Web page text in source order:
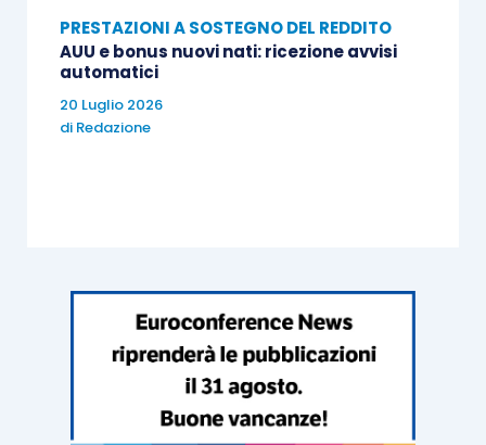
PRESTAZIONI A SOSTEGNO DEL REDDITO
AUU e bonus nuovi nati: ricezione avvisi
automatici
20 Luglio 2026
di Redazione